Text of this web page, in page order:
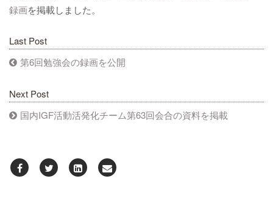
録画を掲載しました。
Last Post
第6回勉強会の録画を公開
Next Post
国内IGF活動活発化チーム第63回会合の資料を掲載